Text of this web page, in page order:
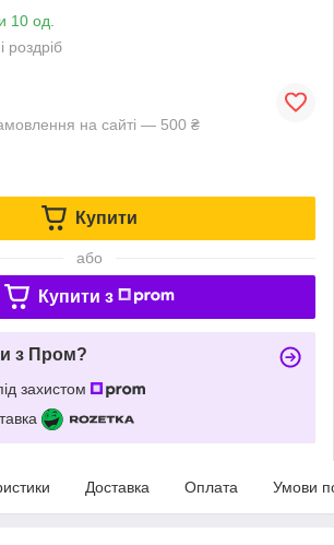
10 од.
роздріб
на сайті — 500 ₴
Купити
або
Купити з
з Пром?
захистом
Доставка Оплата Умови